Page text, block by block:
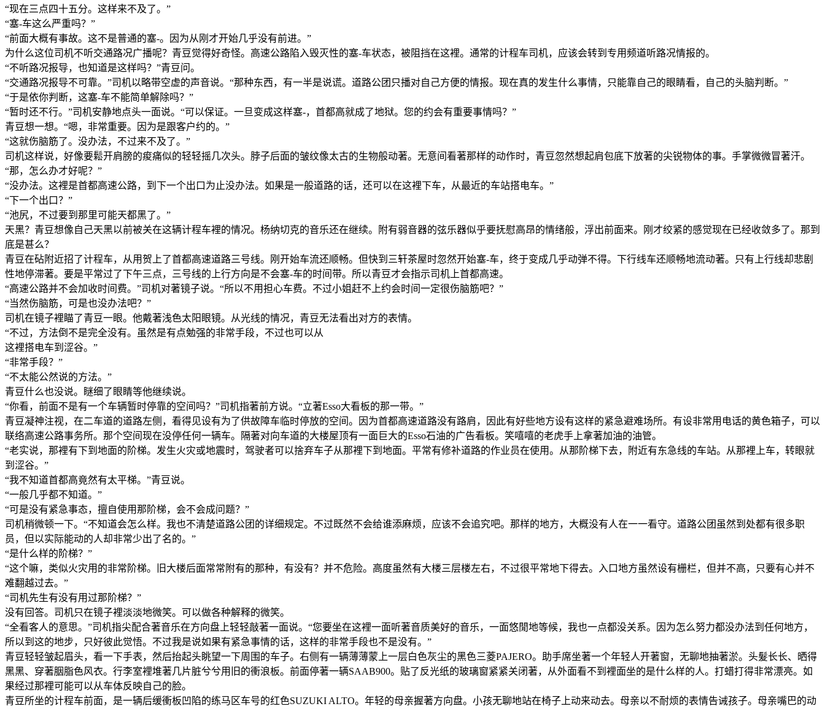
“现在三点四十五分。这样来不及了。”
“塞-车这么严重吗？”
“前面大概有事故。这不是普通的塞-。因为从刚才开始几乎没有前进。”
为什么这位司机不听交通路况广播呢？青豆觉得好奇怪。高速公路陷入毁灭性的塞-车状态，被阻挡在这裡。通常的计程车司机，应该会转到专用频道听路况情报的。
“不听路况报导，也知道是这样吗？”青豆问。
“交通路况报导不可靠。”司机以略带空虚的声音说。“那种东西，有一半是说谎。道路公团只播对自己方便的情报。现在真的发生什么事情，只能靠自己的眼睛看，自己的头脑判断。”
“于是依你判断，这塞-车不能简单解除吗？”
“暂时还不行。”司机安静地点头一面说。“可以保证。一旦变成这样塞-，首都高就成了地狱。您的约会有重要事情吗？”
青豆想一想。“嗯，非常重要。因为是跟客户约的。”
“这就伤脑筋了。没办法，不过来不及了。”
司机这样说，好像要鬆开肩膀的痠痛似的轻轻摇几次头。脖子后面的皱纹像太古的生物般动著。无意间看著那样的动作时，青豆忽然想起肩包底下放著的尖锐物体的事。手掌微微冒著汗。
“那，怎么办才好呢？”
“没办法。这裡是首都高速公路，到下一个出口为止没办法。如果是一般道路的话，还可以在这裡下车，从最近的车站搭电车。”
“下一个出口？”
“池尻，不过要到那里可能天都黑了。”
天黑？青豆想像自己天黑以前被关在这辆计程车裡的情况。杨纳切克的音乐还在继续。附有弱音器的弦乐器似乎要抚慰高昂的情绪般，浮出前面来。刚才绞紧的感觉现在已经收敛多了。那到
底是甚么？
青豆在砧附近招了计程车，从用贺上了首都高速道路三号线。刚开始车流还顺畅。但快到三轩茶屋时忽然开始塞-车，终于变成几乎动弹不得。下行线车还顺畅地流动著。只有上行线却悲剧
性地停滞著。要是平常过了下午三点，三号线的上行方向是不会塞-车的时间带。所以青豆才会指示司机上首都高速。
“高速公路并不会加收时间费。”司机对著镜子说。“所以不用担心车费。不过小姐赶不上约会时间一定很伤脑筋吧？”
“当然伤脑筋，可是也没办法吧？”
司机在镜子裡瞄了青豆一眼。他戴著浅色太阳眼镜。从光线的情况，青豆无法看出对方的表情。
“不过，方法倒不是完全没有。虽然是有点勉强的非常手段，不过也可以从
这裡搭电车到涩谷。”
“非常手段？”
“不太能公然说的方法。”
青豆什么也没说。瞇细了眼睛等他继续说。
“你看，前面不是有一个车辆暂时停靠的空间吗？”司机指著前方说。“立著Esso大看板的那一带。”
青豆凝神注视，在二车道的道路左侧，看得见设有为了供故障车临时停放的空间。因为首都高速道路没有路肩，因此有好些地方设有这样的紧急避难场所。有设非常用电话的黄色箱子，可以
联络高速公路事务所。那个空间现在没停任何一辆车。隔著对向车道的大楼屋顶有一面巨大的Esso石油的广告看板。笑嘻嘻的老虎手上拿著加油的油管。
“老实说，那裡有下到地面的阶梯。发生火灾或地震时，驾驶者可以捨弃车子从那裡下到地面。平常有修补道路的作业员在使用。从那阶梯下去，附近有东急线的车站。从那裡上车，转眼就
到涩谷。”
“我不知道首都高竟然有太平梯。”青豆说。
“一般几乎都不知道。”
“可是没有紧急事态，擅自使用那阶梯，会不会成问题？”
司机稍微顿一下。“不知道会怎么样。我也不清楚道路公团的详细规定。不过既然不会给谁添麻烦，应该不会追究吧。那样的地方，大概没有人在一一看守。道路公团虽然到处都有很多职
员，但以实际能动的人却非常少出了名的。”
“是什么样的阶梯？”
“这个嘛，类似火灾用的非常阶梯。旧大楼后面常常附有的那种，有没有？并不危险。高度虽然有大楼三层楼左右，不过很平常地下得去。入口地方虽然设有栅栏，但并不高，只要有心并不
难翻越过去。”
“司机先生有没有用过那阶梯？”
没有回答。司机只在镜子裡淡淡地微笑。可以做各种解释的微笑。
“全看客人的意思。”司机指尖配合著音乐在方向盘上轻轻敲著一面说。“您要坐在这裡一面听著音质美好的音乐，一面悠閒地等候，我也一点都没关系。因为怎么努力都没办法到任何地方，
所以到这的地步，只好彼此觉悟。不过我是说如果有紧急事情的话，这样的非常手段也不是没有。”
青豆轻轻皱起眉头，看一下手表，然后抬起头眺望一下周围的车子。右侧有一辆薄薄蒙上一层白色灰尘的黑色三菱PAJERO。助手席坐著一个年轻人开著窗，无聊地抽著淤。头髮长长、晒得
黑黑、穿著胭脂色风衣。行李室裡堆著几片脏兮兮用旧的衝浪板。前面停著一辆SAAB900。贴了反光纸的玻璃窗紧紧关闭著，从外面看不到裡面坐的是什么样的人。打蜡打得非常漂亮。如
果经过那裡可能可以从车体反映自己的脸。
青豆所坐的计程车前面，是一辆后缓衝板凹陷的练马区车号的红色SUZUKI ALTO。年轻的母亲握著方向盘。小孩无聊地站在椅子上动来动去。母亲以不耐烦的表情告诫孩子。母亲嘴巴的动